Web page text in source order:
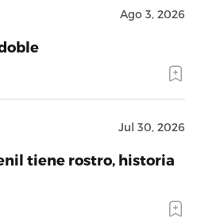
Ago 3, 2026
Jul 30, 2026
tiene rostro, historia